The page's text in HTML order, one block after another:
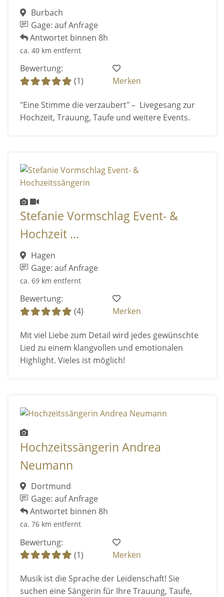
Burbach
Gage: auf Anfrage
Antwortet binnen 8h
ca. 40 km entfernt
Bewertung:
(1)
Merken
"Eine Stimme die verzaubert" – Livegesang zur
Hochzeit, Trauung, Taufe und weitere Events.
Stefanie Vormschlag Event- &
Hochzeit ...
Hagen
Gage: auf Anfrage
ca. 69 km entfernt
Bewertung:
(4)
Merken
Mit viel Liebe zum Detail wird jedes gewünschte
Lied zu einem klangvollen und emotionalen
Highlight. Vieles ist möglich!
Hochzeitssängerin Andrea
Neumann
Dortmund
Gage: auf Anfrage
Antwortet binnen 8h
ca. 76 km entfernt
Bewertung:
(1)
Merken
Musik ist die Sprache der Leidenschaft! Sie
suchen eine Sängerin für Ihre Trauung, Taufe,